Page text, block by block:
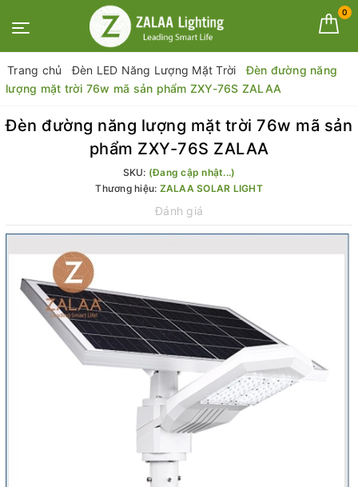
0
Trang chủ Đèn LED Năng Lượng Mặt Trời
Đèn đường năng
lượng mặt trời 76w mã sản phẩm ZXY-76S ZALAA
Đèn đường năng lượng mặt trời 76w mã sản
phẩm ZXY-76S ZALAA
SKU: (Đang cập nhật...)
Thương hiệu: ZALAA SOLAR LIGHT
Đánh giá